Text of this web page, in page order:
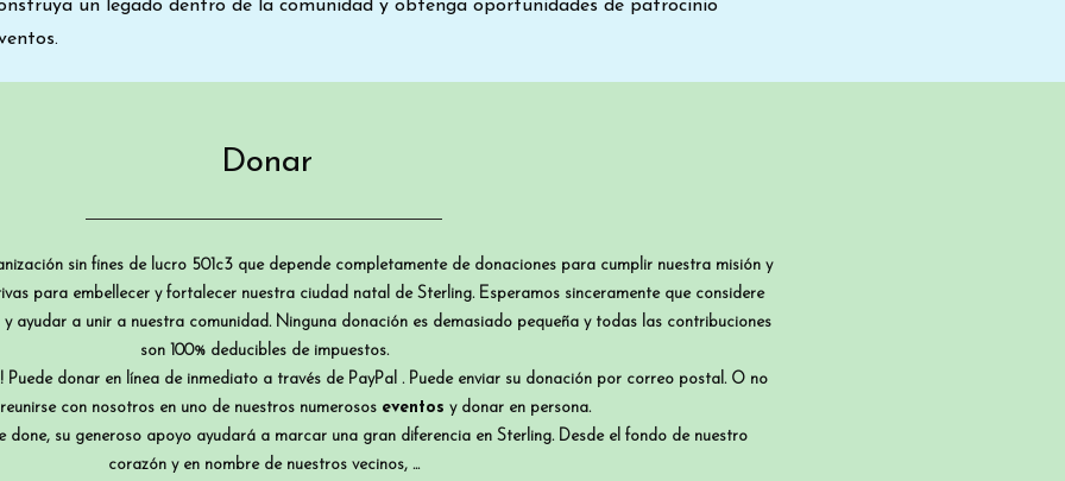
un legado dentro de la comunidad y obtenga oportunidades de patrocinio
Donar
sin fines de lucro 501c3 que depende completamente de donaciones para cumplir nuestra misión y
para embellecer y fortalecer nuestra ciudad natal de Sterling. Esperamos sinceramente que considere
ayudar a unir a nuestra comunidad. Ninguna donación es demasiado pequeña y todas las contribuciones
son 100% deducibles de impuestos.
Puede donar en línea de inmediato a través de PayPal . Puede enviar su donación por correo postal. O no
con nosotros en uno de nuestros numerosos eventos y donar en persona.
done, su generoso apoyo ayudará a marcar una gran diferencia en Sterling. Desde el fondo de nuestro
corazón y en nombre de nuestros vecinos, ...